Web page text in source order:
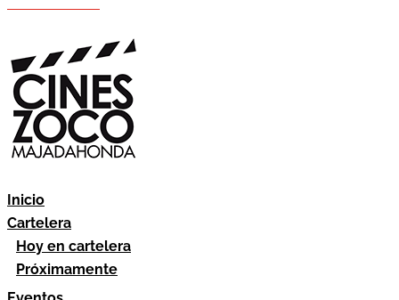
Inicio
Cartelera
Hoy en cartelera
Próximamente